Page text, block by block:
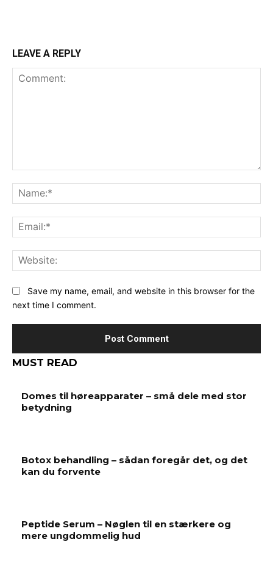
LEAVE A REPLY
Save my name, email, and website in this browser for the
next time I comment.
MUST READ
Domes til høreapparater – små dele med stor
betydning
Botox behandling – sådan foregår det, og det
kan du forvente
Peptide Serum – Nøglen til en stærkere og
mere ungdommelig hud